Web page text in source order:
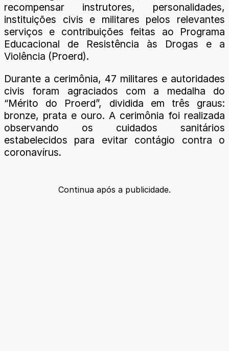
recompensar instrutores, personalidades,
instituições civis e militares pelos relevantes
serviços e contribuições feitas ao Programa
Educacional de Resistência às Drogas e a
Violência (Proerd).
Durante a cerimônia, 47 militares e autoridades
civis foram agraciados com a medalha do
“Mérito do Proerd”, dividida em três graus:
bronze, prata e ouro. A cerimônia foi realizada
observando os cuidados sanitários
estabelecidos para evitar contágio contra o
coronavírus.
Continua após a publicidade.